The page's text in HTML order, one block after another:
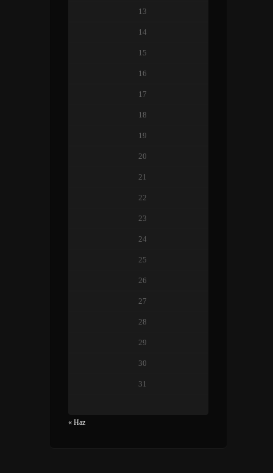
13
14
15
16
17
18
19
20
21
22
23
24
25
26
27
28
29
30
31
« Haz